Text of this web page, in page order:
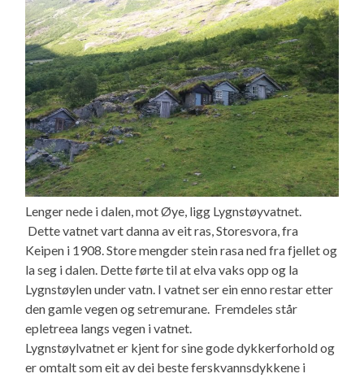
Lenger nede i dalen, mot Øye, ligg Lygnstøyvatnet.
Dette vatnet vart danna av eit ras, Storesvora, fra
Keipen i 1908. Store mengder stein rasa ned fra fjellet og
la seg i dalen. Dette førte til at elva vaks opp og la
Lygnstøylen under vatn. I vatnet ser ein enno restar etter
den gamle vegen og setremurane. Fremdeles står
epletreea langs vegen i vatnet.
Lygnstøylvatnet er kjent for sine gode dykkerforhold og
er omtalt som eit av dei beste ferskvannsdykkene i